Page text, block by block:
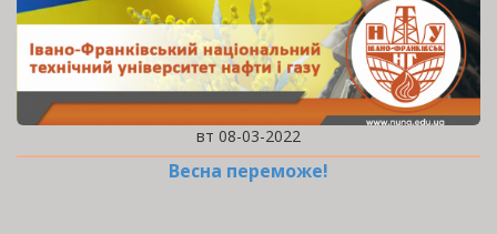
вт 08-03-2022
Весна переможе!